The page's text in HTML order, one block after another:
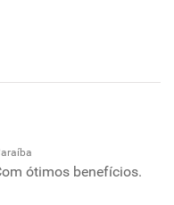
ótimos benefícios.